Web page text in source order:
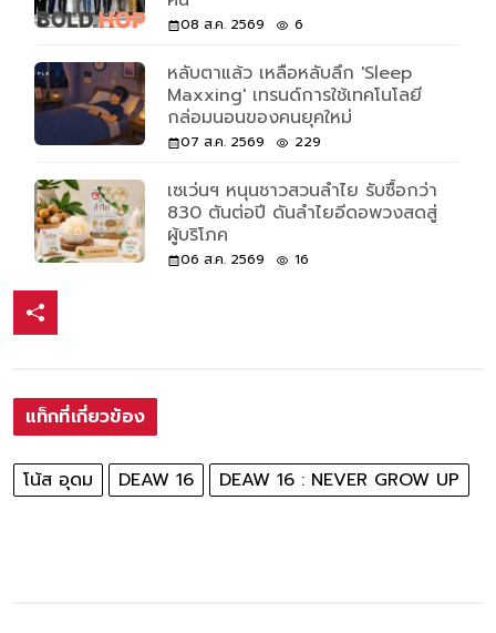
08 ส.ค. 2569 6
หลับตาแล้ว เหลือหลับลึก 'Sleep
Maxxing' เทรนด์การใช้เทคโนโลยี
กล่อมนอนของคนยุคใหม่
07 ส.ค. 2569 229
เซเว่นฯ หนุนชาวสวนลำไย รับซื้อกว่า
830 ตันต่อปี ดันลำไยอีดอพวงสดสู่
ผู้บริโภค
06 ส.ค. 2569 16
แท็กที่เกี่ยวข้อง
โน้ส อุดม DEAW 16 DEAW 16 : NEVER GROW UP